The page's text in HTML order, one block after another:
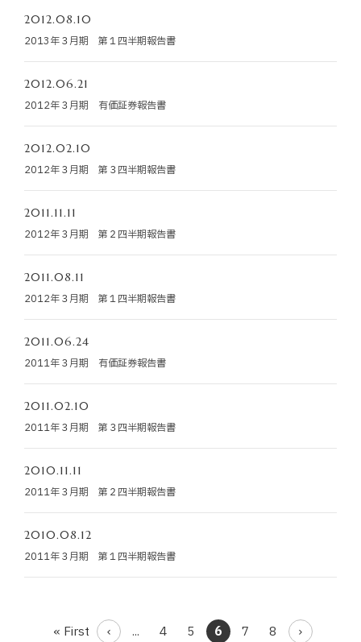
お役立ちコラム
採用情報
お問い合わせ
2012.08.10
2013年３月期 第１四半期報告書
2012.06.21
2012年３月期 有価証券報告書
2012.02.10
2012年３月期 第３四半期報告書
2011.11.11
2012年３月期 第２四半期報告書
2011.08.11
2012年３月期 第１四半期報告書
2011.06.24
2011年３月期 有価証券報告書
2011.02.10
2011年３月期 第３四半期報告書
2010.11.11
2011年３月期 第２四半期報告書
2010.08.12
2011年３月期 第１四半期報告書
« First ... 4 5 6 7 8